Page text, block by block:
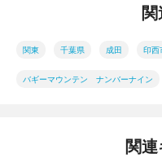
関東 千葉県 成田 印西
バギーマウンテン ナンバーナイン
関